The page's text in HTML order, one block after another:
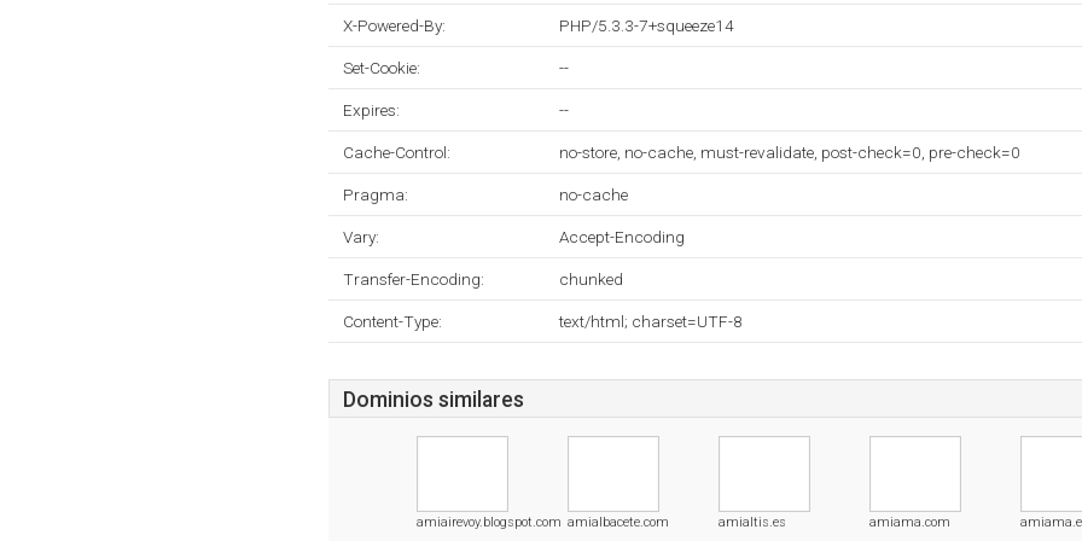
X-Powered-By: PHP/5.3.3-7+squeeze14
Set-Cookie: --
Expires: --
Cache-Control: no-store, no-cache, must-revalidate, post-check=0, pre-check=0
Pragma: no-cache
Vary: Accept-Encoding
Transfer-Encoding: chunked
Content-Type: text/html; charset=UTF-8
Dominios similares
amiairevoy.blogspot.com amialbacete.com amialtis.es amiama.com